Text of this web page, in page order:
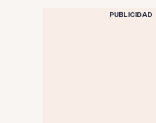
PUBLICIDAD